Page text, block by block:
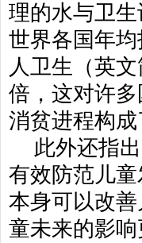
理的水与卫
世界各国年
人卫生（英
倍，这对许
消贫进程构成
此外还指
有效防范儿
本身可以改
童未来的影响